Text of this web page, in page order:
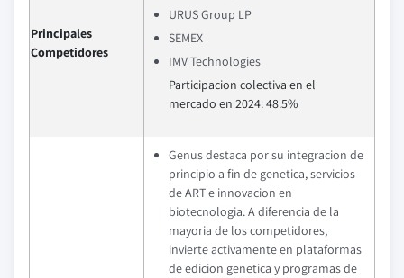
Principales
Competidores
URUS Group LP
SEMEX
IMV Technologies
Participacion colectiva en el
mercado en 2024: 48.5%
Genus destaca por su integracion de
principio a fin de genetica, servicios
de ART e innovacion en
biotecnologia. A diferencia de la
mayoria de los competidores,
invierte activamente en plataformas
de edicion genetica y programas de